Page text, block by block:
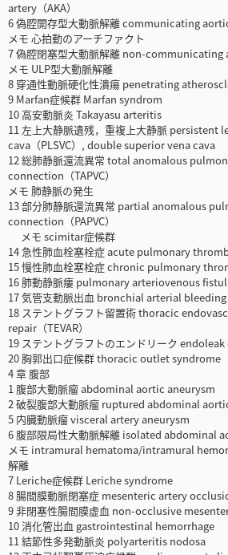
artery（AKA）
6 偽腔開存型大動脈解離 communicating
メモ 心拍動のアーチファクト
7 偽腔閉塞型大動脈解離 non-
メモ ULP型大動脈解離
8 穿通性動脈硬化性潰瘍 penetrating
9 Marfan症候群 Marfan syndrom
10 高安動脈炎 Takayasu arteritis
11 左上大静脈遺残，重複上大静脈 persistent
cava（PLSVC）, double superior vena cava
12 総肺静脈還流異常 total anomalous
connection（TAPVC）
メモ 肺静脈の発生
13 部分肺静脈還流異常 partial anomalous
connection（PAPVC）
メモ scimitar症候群
14 急性肺血栓塞栓症 acute pulmonary
15 慢性肺血栓塞栓症 chronic pulmonary
16 肺動静脈瘻 pulmonary arteriovenous
17 気管支動脈出血 bronchial arterial bleeding
18 ステントグラフト留置術 thoracic
repair（TEVAR）
19 ステントグラフトのエンドリーク
20 胸郭出口症候群 thoracic outlet syndrome（
4 章 腹部
1 腹部大動脈瘤 abdominal aortic aneurysm
2 破裂腹部大動脈瘤 ruptured abdominal
5 内臓動脈瘤 visceral artery aneurysm
6 腹部限局性大動脈解離 isolated abdominal
メモ intramural hematoma/intramural
解離
7 Leriche症候群 Leriche syndrome
8 腸間膜動脈閉塞症 mesenteric artery
9 非閉塞性腸間膜虚血 non-occlusive
10 消化管出血 gastrointestinal hemorrhage
11 結節性多発動脈炎 polyarteritis nodosa